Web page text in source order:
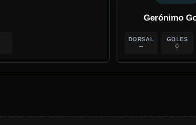
Gerónimo
DORSAL
--
GOLES
0